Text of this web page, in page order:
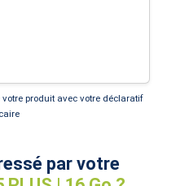
produit avec votre déclaratif
par votre